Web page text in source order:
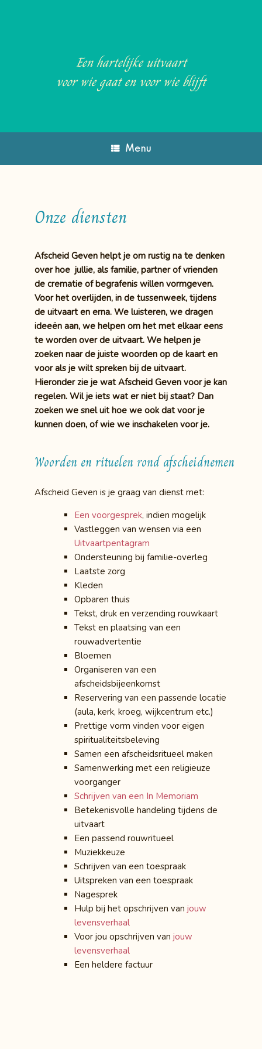
Een hartelijke uitvaart
voor wie gaat en voor wie blijft
Menu
Onze diensten
Afscheid Geven helpt je om rustig na te denken
over hoe jullie, als familie, partner of vrienden
de crematie of begrafenis willen vormgeven.
Voor het overlijden, in de tussenweek, tijdens
de uitvaart en erna. We luisteren, we dragen
ideeën aan, we helpen om het met elkaar eens
te worden over de uitvaart. We helpen je
zoeken naar de juiste woorden op de kaart en
voor als je wilt spreken bij de uitvaart.
Hieronder zie je wat Afscheid Geven voor je kan
regelen. Wil je iets wat er niet bij staat? Dan
zoeken we snel uit hoe we ook dat voor je
kunnen doen, of wie we inschakelen voor je.
Woorden en rituelen rond afscheidnemen
Afscheid Geven is je graag van dienst met:
Een voorgesprek, indien mogelijk
Vastleggen van wensen via een
Uitvaartpentagram
Ondersteuning bij familie-overleg
Laatste zorg
Kleden
Opbaren thuis
Tekst, druk en verzending rouwkaart
Tekst en plaatsing van een
rouwadvertentie
Bloemen
Organiseren van een
afscheidsbijeenkomst
Reservering van een passende locatie
(aula, kerk, kroeg, wijkcentrum etc.)
Prettige vorm vinden voor eigen
spiritualiteitsbeleving
Samen een afscheidsritueel maken
Samenwerking met een religieuze
voorganger
Schrijven van een In Memoriam
Betekenisvolle handeling tijdens de
uitvaart
Een passend rouwritueel
Muziekkeuze
Schrijven van een toespraak
Uitspreken van een toespraak
Nagesprek
Hulp bij het opschrijven van jouw
levensverhaal
Voor jou opschrijven van jouw
levensverhaal
Een heldere factuur